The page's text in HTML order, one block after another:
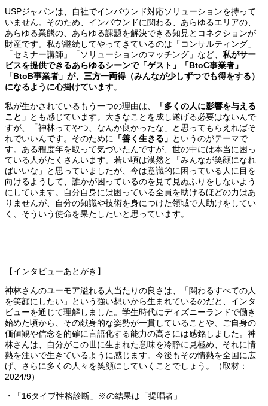
USPジャパンは、自社でインバウンド対応ソリューションを持って
いません。そのため、インバウンドに関わる、あらゆるエリアの、
あらゆる業態の、あらゆる課題を解決できる知見とコネクションが
財産です。私が継続してやってきているのは「コンサルティング」
「セミナー講師」「ソリューションのマッチング」など、 私がサー
ビスを提供できるあらゆるシーンで「ゲスト」「BtoC事業者」
「BtoB事業者」が、三方一両得（みんなが少しずつでも得をする）
になるように心掛けています。
私が生かされているもう一つの理由は、
「多くの人に影響を与える
こと」 とも感じています。大きなことを成し遂げる必要はないんで
すが、「神林ってやつ、なんか良かったな」と思ってもらえればそ
れでいいんです。そのために
「善く生きる」 というのがテーマで
す。ある程度年を取って気づいたんですが、世の中には本当に困っ
ている人がたくさんいます。若い頃は漠然と「みんなが笑顔になれ
ばいいな」と思っていましたが、今は意識的に困っている人に目を
向けるようして、誰かが困っているのを見て見ぬふりをしないよう
にしています。自分自身には困っている全員を助けるほどの力はあ
りませんが、自分の知識や技術を身につけた領域で人助けをしてい
く、そういう使命を果たしたいと思っています。
【インタビューあとがき】
神林さんのユーモア溢れる人当たりの良さは、「関わるすべての人
を笑顔にしたい」という強い想いから生まれているのだと、インタ
ビューを通じて理解しました。学生時代にディズニーランドで働き
始めた頃から、その献身的な姿勢が一貫していることや、ご自身の
価値観や信念を的確に言語化する能力の高さには感銘しました。神
林さんは、自分がこの世に生まれた意味を冷静に見極め、それに情
熱を注いで生きているように感じます。今後もその情熱を全国に広
げ、さらに多くの人々を笑顔にしていくことでしょう。（取材：
2024/9）
・「16タイプ性格診断」※の結果は「提唱者」